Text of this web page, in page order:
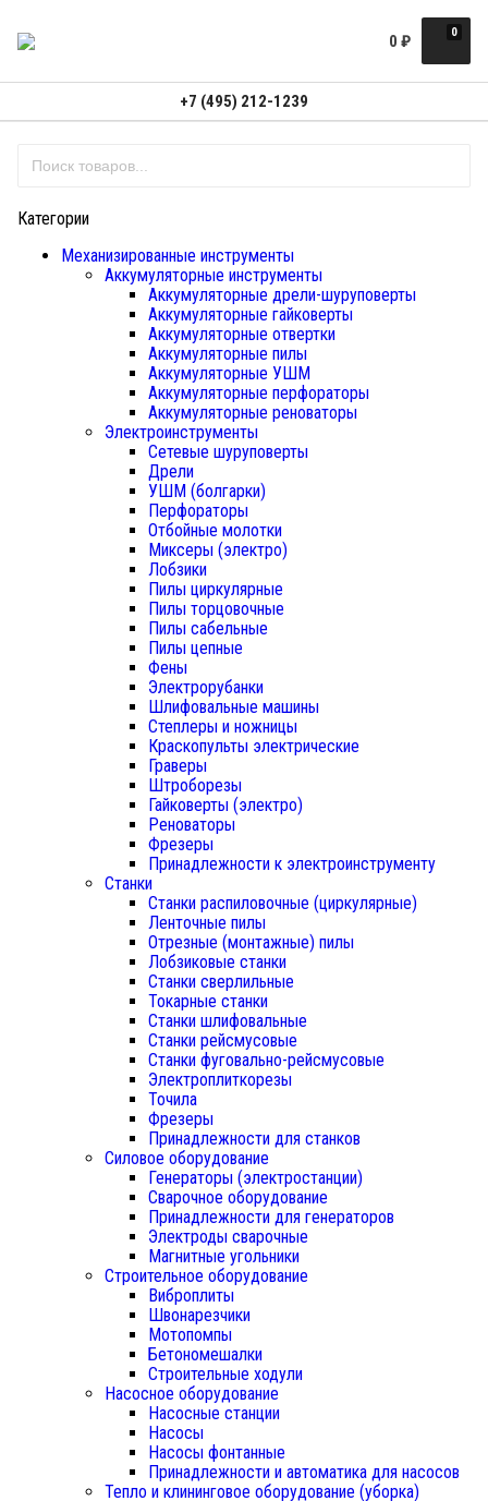
0
0 ₽
+7 (495) 212-1239
Категории
Механизированные инструменты
Аккумуляторные инструменты
Аккумуляторные дрели-шуруповерты
Аккумуляторные гайковерты
Аккумуляторные отвертки
Аккумуляторные пилы
Аккумуляторные УШМ
Аккумуляторные перфораторы
Аккумуляторные реноваторы
Электроинструменты
Сетевые шуруповерты
Дрели
УШМ (болгарки)
Перфораторы
Отбойные молотки
Миксеры (электро)
Лобзики
Пилы циркулярные
Пилы торцовочные
Пилы сабельные
Пилы цепные
Фены
Электрорубанки
Шлифовальные машины
Степлеры и ножницы
Краскопульты электрические
Граверы
Штроборезы
Гайковерты (электро)
Реноваторы
Фрезеры
Принадлежности к электроинструменту
Станки
Станки распиловочные (циркулярные)
Ленточные пилы
Отрезные (монтажные) пилы
Лобзиковые станки
Станки сверлильные
Токарные станки
Станки шлифовальные
Станки рейсмусовые
Станки фуговально-рейсмусовые
Электроплиткорезы
Точила
Фрезеры
Принадлежности для станков
Силовое оборудование
Генераторы (электростанции)
Сварочное оборудование
Принадлежности для генераторов
Электроды сварочные
Магнитные угольники
Строительное оборудование
Виброплиты
Швонарезчики
Мотопомпы
Бетономешалки
Строительные ходули
Насосное оборудование
Насосные станции
Насосы
Насосы фонтанные
Принадлежности и автоматика для насосов
Тепло и клининговое оборудование (уборка)